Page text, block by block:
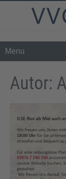
Menu
Autor: